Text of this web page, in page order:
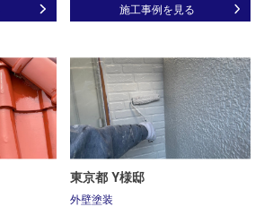
施工事例を見る
東京都 Y様邸
外壁塗装